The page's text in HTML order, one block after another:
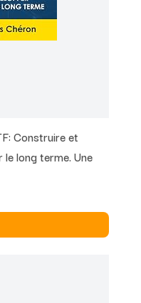
Construire et
long terme. Une